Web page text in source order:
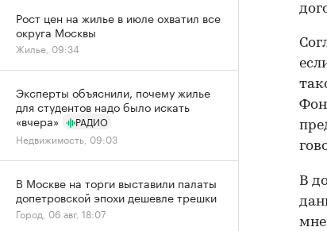
В
Рост цен на жилье в июле охватил все
округа Москвы
Жилье, 09:34
Эксперты объяснили, почему жилье
для студентов надо было искать
«вчера»
РАДИО
Недвижимость, 09:03
В Москве на торги выставили палаты
допетровской эпохи дешевле трешки
Город, 06 авг, 18:07